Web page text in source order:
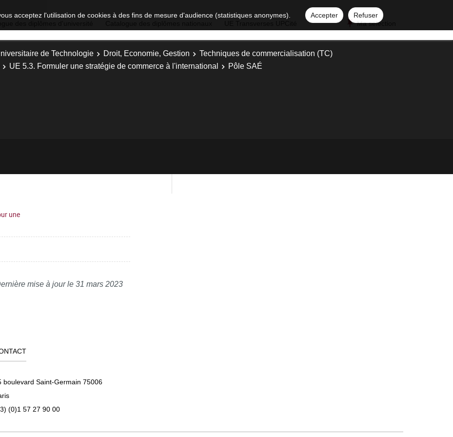
acceptez l'utilisation de cookies à des fins de mesure d'audience (statistiques anonymes). Accepter
Refuser
Ma sélection
de Technologie Droit, Economie, Gestion
Techniques de commercialisation (TC)
UE 5.3. Formuler une stratégie de commerce à l'international Pôle SAÉ
une
mise à jour le 31 mars 2023
boulevard Saint-Germain 75006
(0)1 57 27 90 00